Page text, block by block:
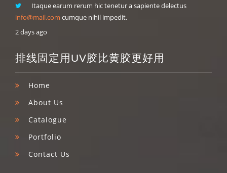
Itaque earum rerum hic tenetur a sapiente delectus
info@mail.com cumque nihil impedit.
2 days ago
排线固定用UV胶比黄胶更好用
Home
About Us
Catalogue
Portfolio
Contact Us